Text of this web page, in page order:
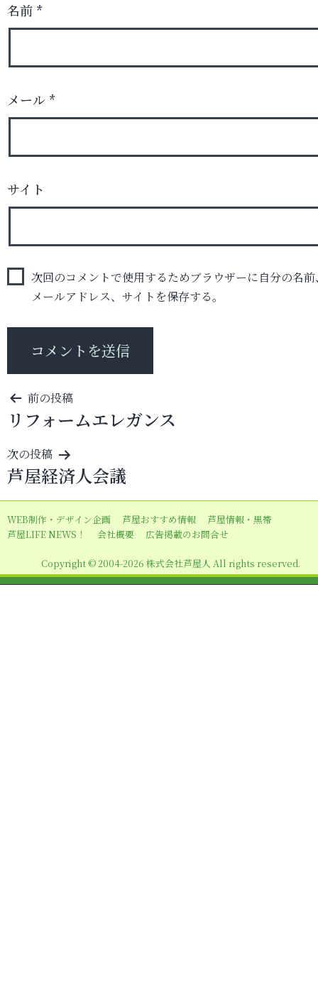
名前 *
メール *
サイト
次回のコメントで使用するためブラウザーに自分の名前
メールアドレス、サイトを保存する。
投
稿
ナ
ビ
ゲ
ー
シ
ン
前の投稿
リフォームエレガンス
次の投稿
芦屋経済人会議
WEB制作・デザイン企画 芦屋おすすめ情報
芦屋情報・黒帯
芦屋LIFE NEWS！
会社概要 広告掲載のお問合せ
Copyright © 2004-2026 株式会社芦屋人 All rights reserved.